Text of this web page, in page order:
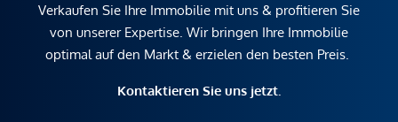
Verkaufen Sie Ihre Immobilie mit uns & profitieren Sie
von unserer Expertise. Wir bringen Ihre Immobilie
optimal auf den Markt & erzielen den besten Preis.
Kontaktieren Sie uns jetzt.